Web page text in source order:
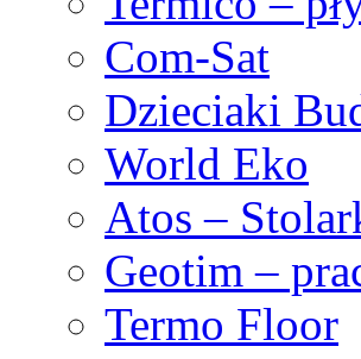
Com-Sat
Dzieciaki
World Eko
Atos –
Geotim –
Termo Floor